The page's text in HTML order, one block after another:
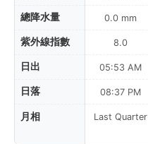
總降水量
紫外線指數
日出
日落
月相
0.0 mm
8.0
05:53 AM
08:37 PM
Last Quarter